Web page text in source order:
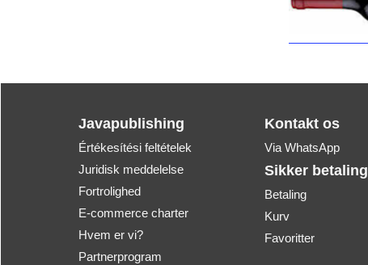
Javapublishing
Értékesítési feltételek
Juridisk meddelelse
Fortrolighed
E-commerce charter
Hvem er vi?
Partnerprogram
Kontakt os
Via WhatsApp
Sikker betaling
Betaling
Kurv
Favoritter